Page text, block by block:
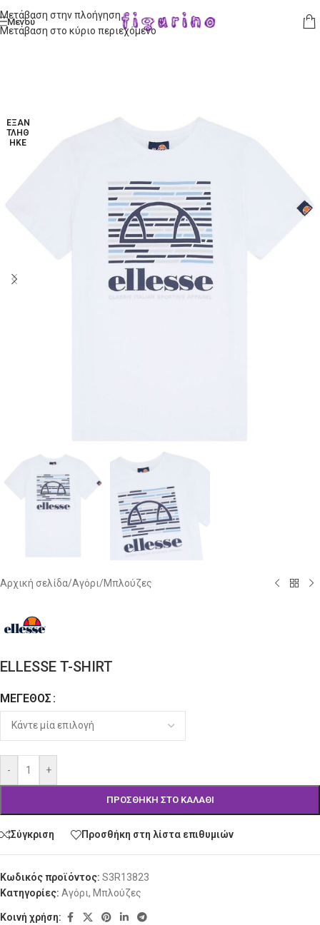
Μετάβαση στην πλοήγηση
Μετάβαση στο κύριο περιεχόμενο
Μενού
ΕΞΑΝ
ΤΛΉΘ
ΗΚΕ
Αρχική σελίδα/Αγόρι/Μπλούζες
ELLESSE T-SHIRT
ΜΈΓΕΘΟΣ
- +
ΠΡΟΣΘΉΚΗ ΣΤΟ ΚΑΛΆΘΙ
Alternative:
Σύγκριση Προσθήκη στη λίστα επιθυμιών
Κωδικός προϊόντος: S3R13823
Κατηγορίες: Αγόρι, Μπλούζες
Κοινή χρήση: